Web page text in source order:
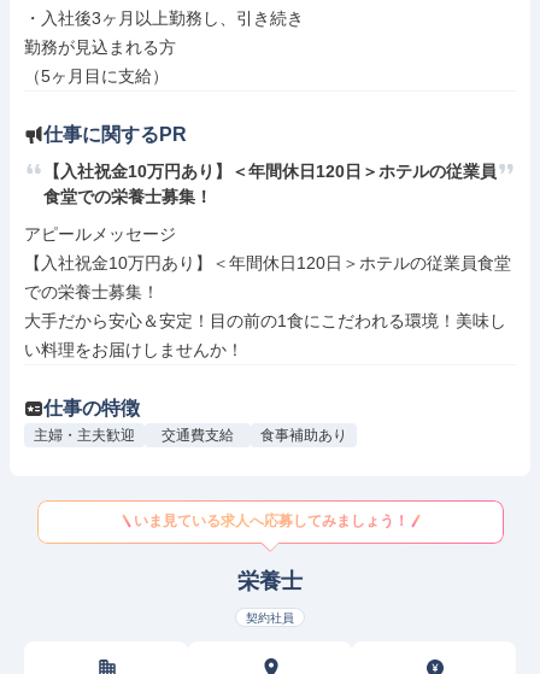
・入社後3ヶ月以上勤務し、引き続き
勤務が見込まれる方
（5ヶ月目に支給）
仕事に関するPR
【入社祝金10万円あり】＜年間休日120日＞ホテルの従業員
食堂での栄養士募集！
アピールメッセージ
【入社祝金10万円あり】＜年間休日120日＞ホテルの従業員食堂
での栄養士募集！
大手だから安心＆安定！目の前の1食にこだわれる環境！美味し
い料理をお届けしませんか！
仕事の特徴
主婦・主夫歓迎 交通費支給 食事補助あり
いま見ている求人へ応募してみましょう！
栄養士
契約社員